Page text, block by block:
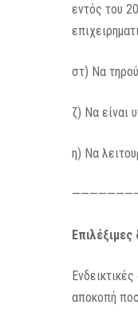
εντός του
στ) Να
ζ) Να
η) Να
αποκοπή